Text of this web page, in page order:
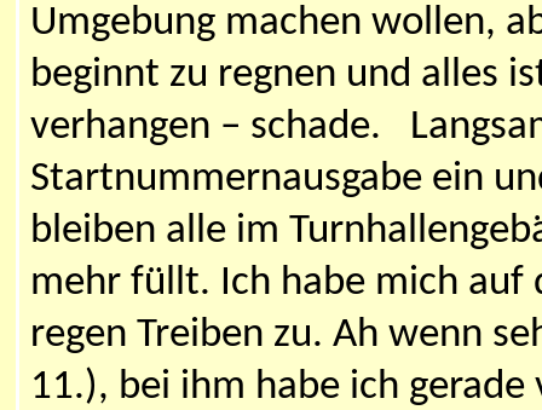
Umgebung machen wollen,
beginnt zu regnen und alles
verhangen – schade.
Startnummernausgabe ein
bleiben alle im
mehr füllt. Ich habe mich auf
regen Treiben zu. Ah wenn
11.), bei ihm habe ich